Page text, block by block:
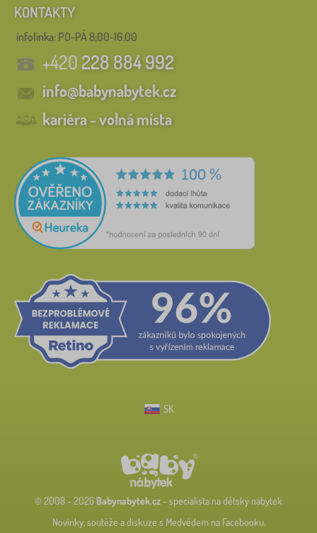
KONTAKTY
infolinka: PO-PÁ 8:00-16:00
+420228 884 992
info@babynabytek.cz
kariéra - volná místa
SK
© 2008 - 2026 Babynabytek.cz- specialista na dětský nábytek
Novinky, soutěže a diskuze s Medvědem na Facebooku.